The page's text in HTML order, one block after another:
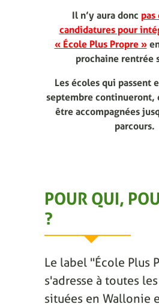
Il n’y aura donc pas
candidatures pour
« École Plus Propre »
prochaine rentrée
Les écoles qui passent
septembre continueront,
être accompagnées
parcours.
POUR QUI,
?
Le label "École Plus
s'adresse à toutes
situées en Wallonie